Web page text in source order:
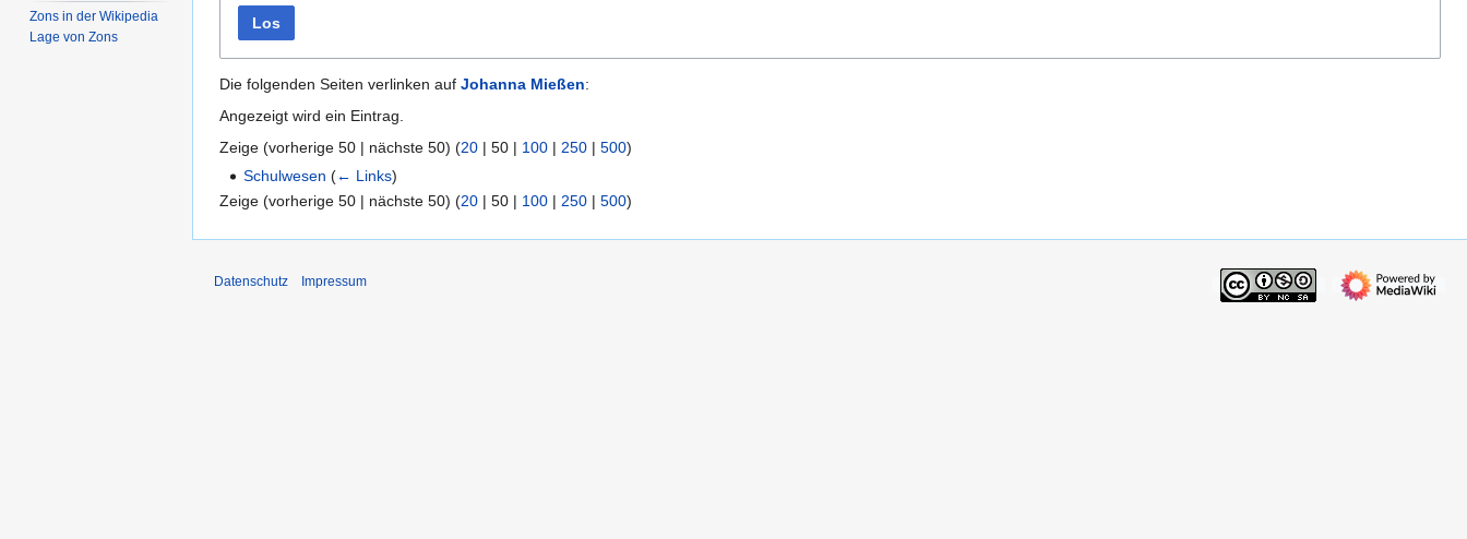
Los
Die folgenden Seiten verlinken auf Johanna Mießen:
Angezeigt wird ein Eintrag.
Zeige (vorherige 50 | nächste 50) (20 | 50 | 100 | 250 | 500)
Schulwesen (← Links)
Zeige (vorherige 50 | nächste 50) (20 | 50 | 100 | 250 | 500)
Zons in der Wikipedia
Lage von Zons
Datenschutz Impressum